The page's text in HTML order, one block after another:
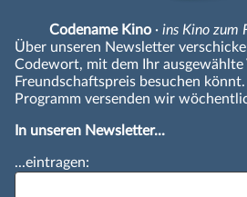
Codename Kino · ins Kino zum
Über unseren Newsletter
Codewort, mit dem Ihr ausgewählte
Freundschaftspreis besuchen
Programm versenden wir
In unseren Newsletter...
...eintragen: